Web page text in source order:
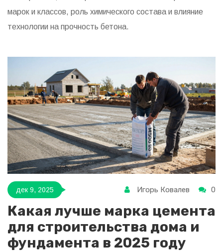
марок и классов, роль химического состава и влияние
технологии на прочность бетона.
дек 9, 2025 Игорь Ковалев 0
Какая лучше марка цемента
для строительства дома и
фундамента в 2025 году